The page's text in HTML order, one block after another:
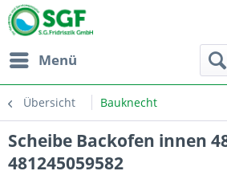
Menü
Übersicht Bauknecht
Scheibe Backofen innen
481245059582